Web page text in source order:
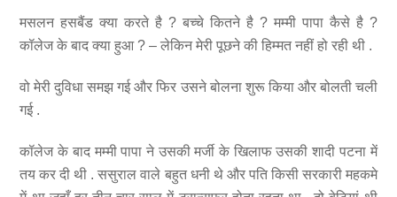
मसलन हसबैंड क्या करते है ? बच्चे कितने है ? मम्मी पापा कैसे है ?
कॉलेज के बाद क्या हुआ ? – लेकिन मेरी पूछने की हिम्मत नहीं हो रही थी .
वो मेरी दुविधा समझ गई और फिर उसने बोलना शुरू किया और बोलती चली
गई .
कॉलेज के बाद मम्मी पापा ने उसकी मर्जी के खिलाफ उसकी शादी पटना में
तय कर दी थी . ससुराल वाले बहुत धनी थे और पति किसी सरकारी महकमे